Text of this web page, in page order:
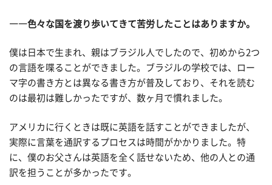
――色々な国を渡り歩いてきて苦労したことはありますか。
僕は日本で生まれ、親はブラジル人でしたので、初めから2つ
の言語を喋ることができました。ブラジルの学校では、ロー
マ字の書き方とは異なる書き方が普及しており、それを読む
のは最初は難しかったですが、数ヶ月で慣れました。
アメリカに行くときは既に英語を話すことができましたが、
実際に言葉を通訳するプロセスは時間がかかりました。特
に、僕のお父さんは英語を全く話せないため、他の人との通
訳を担うことが多かったです。